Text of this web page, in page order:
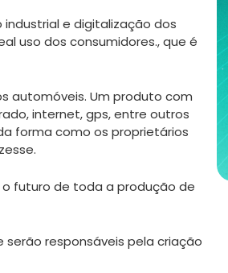
industrial e digitalização dos
uso dos consumidores., que é
automóveis. Um produto com
internet, gps, entre outros
forma como os proprietários
o futuro de toda a produção de
responsáveis pela criação